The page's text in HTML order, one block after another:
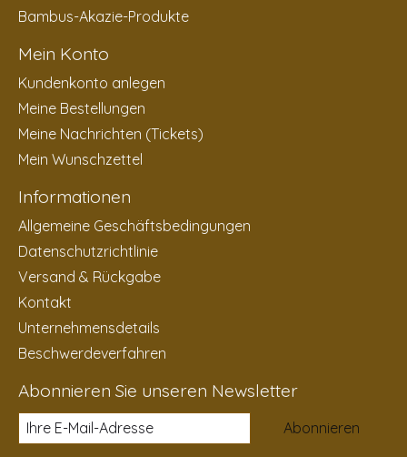
Bambus-Akazie-Produkte
Mein Konto
Kundenkonto anlegen
Meine Bestellungen
Meine Nachrichten (Tickets)
Mein Wunschzettel
Informationen
Allgemeine Geschäftsbedingungen
Datenschutzrichtlinie
Versand & Rückgabe
Kontakt
Unternehmensdetails
Beschwerdeverfahren
Abonnieren Sie unseren Newsletter
Abonnieren